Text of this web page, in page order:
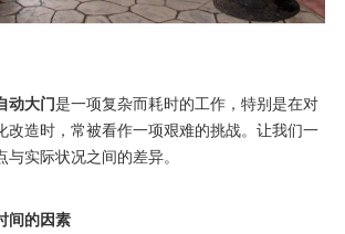
动大门是一项复杂而耗时的工作，特别是在对
改造时，常被看作一项艰难的挑战。让我们一
实际状况之间的差异。
间的因素